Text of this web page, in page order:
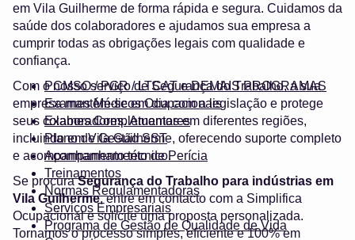
em Vila Guilherme de forma rápida e segura. Cuidamos da
saúde dos colaboradores e ajudamos sua empresa a
cumprir todas as obrigações legais com qualidade e
confiança.
PCMSO / PGR / LTCAT e DEMAIS PROGRAMAS
Exames Médicos Ocupacionais
Exames Complementares
Plano de Gestão SST
Acompanhamento de Perícia
Treinamentos
Normas Regulamentadoras
Serviços Empresariais
Programa de Gestão de Qualidade de Vida
Com o nosso serviço de Segurança do Trabalho, a sua
empresa mantém-se em dia com a legislação e protege
seus colaboradores. Atuamos em diferentes regiões,
incluindo em Vila Guilherme, oferecendo suporte completo
e acompanhamento técnico.
Se procuraSegurança do Trabalho para indústrias em
Vila Guilherme, entre em contacto com a Simplifica
Ocupacional e solicite uma proposta personalizada.
Tornamos o processo simples, eficiente e 100% em